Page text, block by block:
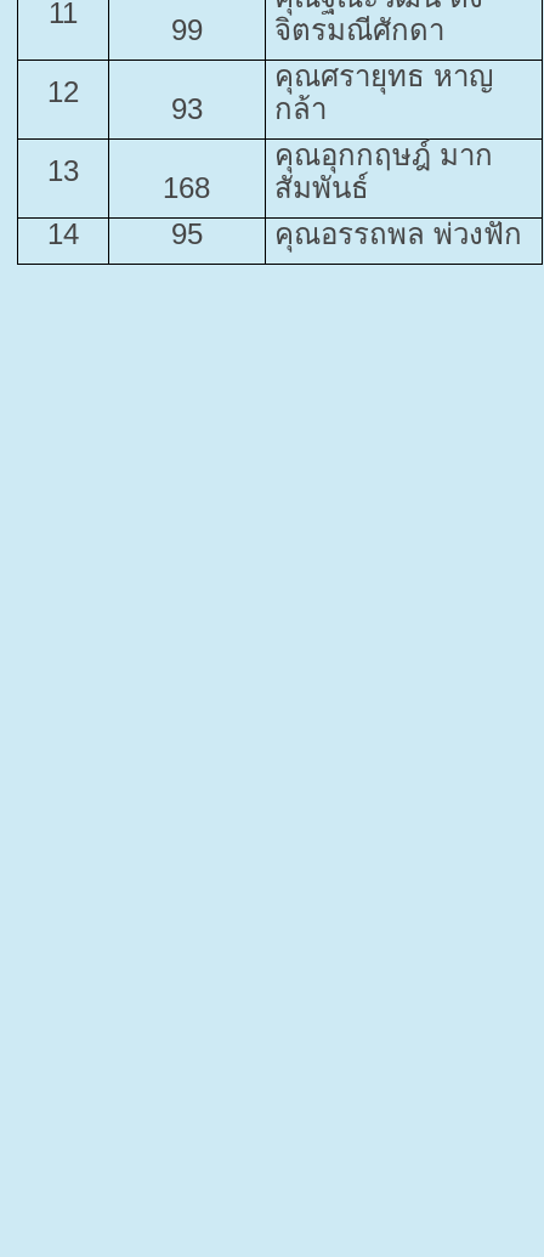
11
99
จิตรมณีศักดา
12
93
คุณศรายุทธ หาญ
กล้า
13
168
คุณอุกกฤษฎ์ มาก
สัมพันธ์
14
95 คุณอรรถพล พ่วงฟัก